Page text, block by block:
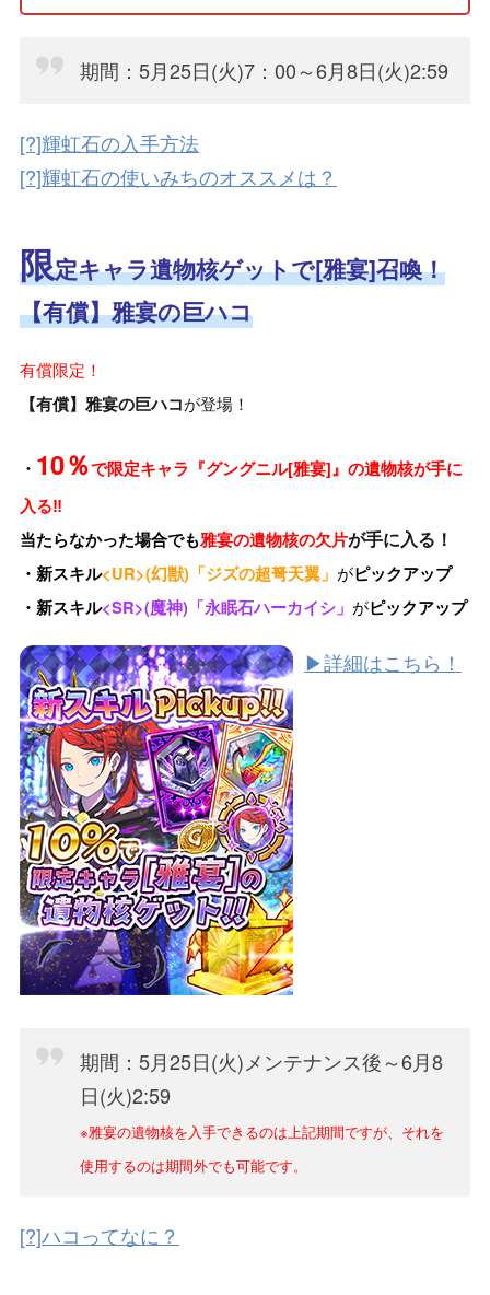
期間：5月25日(火)7：00～6月8日(火)2:59
[?]輝虹石の入手方法
[?]輝虹石の使いみちのオススメは？
限定キャラ遺物核ゲットで[雅宴]召喚！
【有償】雅宴の巨ハコ
有償限定！
【有償】雅宴の巨ハコが登場！
・ 10％で限定キャラ『グングニル[雅宴]』の遺物核が手に
入る‼
当たらなかった場合でも雅宴の遺物核の欠片が手に入る！
・新スキル<UR>(幻獣)「ジズの超弩天翼」 がピックアップ
・新スキル<SR>(魔神)「永眠石ハーカイシ」 がピックアップ
▶詳細はこちら！
期間：5月25日(火)メンテナンス後～6月8
日(火)2:59
※雅宴の遺物核を入手できるのは上記期間ですが、それを
使用するのは期間外でも可能です。
[?]ハコってなに？